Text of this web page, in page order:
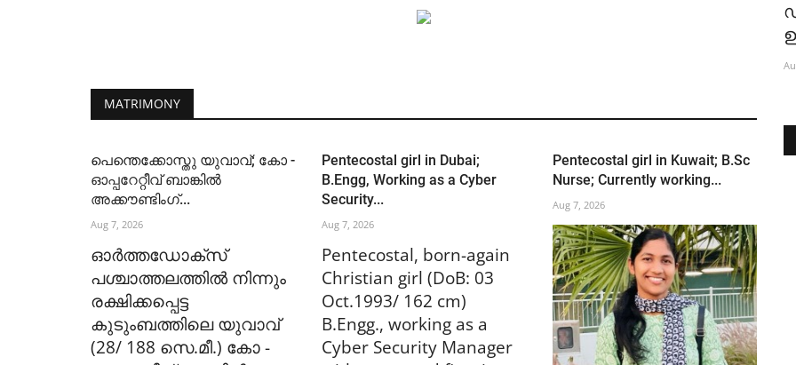
MATRIMONY
പെന്തെക്കോസ്തു യുവാവ്; കോ -
ഓപ്പറേറ്റീവ് ബാങ്കിൽ
അക്കൗണ്ടിംഗ്...
Aug 7, 2026
ഓർത്തഡോക്സ്
പശ്ചാത്തലത്തിൽ നിന്നും
രക്ഷിക്കപ്പെട്ട
കുടുംബത്തിലെ യുവാവ്
(28/ 188 സെ.മീ.) കോ -
Pentecostal girl in Dubai;
B.Engg, Working as a Cyber
Security...
Aug 7, 2026
Pentecostal, born-again
Christian girl (DoB: 03
Oct.1993/ 162 cm)
B.Engg., working as a
Cyber Security Manager
Pentecostal girl in Kuwait; B.Sc
Nurse; Currently working...
Aug 7, 2026